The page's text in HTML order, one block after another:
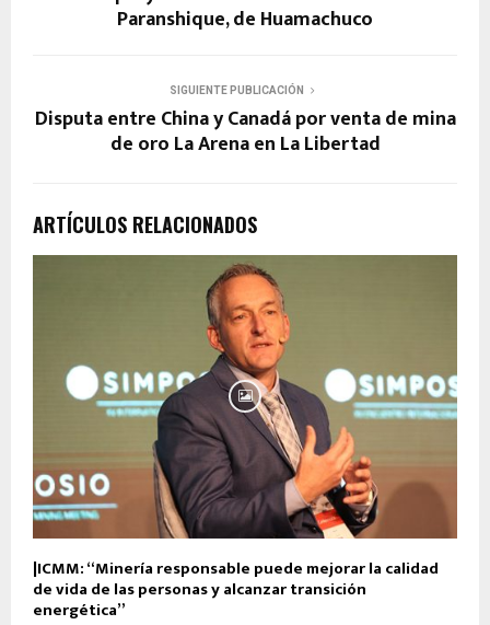
Paranshique, de Huamachuco
SIGUIENTE PUBLICACIÓN
Disputa entre China y Canadá por venta de mina
de oro La Arena en La Libertad
ARTÍCULOS RELACIONADOS
|ICMM: “Minería responsable puede mejorar la calidad
de vida de las personas y alcanzar transición
energética”